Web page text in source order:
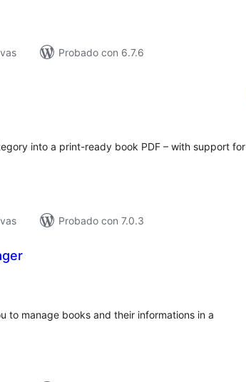
Probado con 6.7.6
into a print-ready book PDF – with support for
Probado con 7.0.3
to manage books and their informations in a